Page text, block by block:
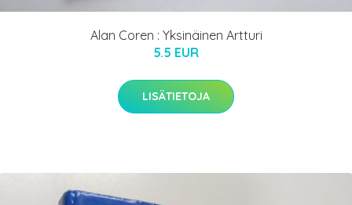
Alan Coren : Yksinäinen Artturi
5.5 EUR
LISÄTIETOJA